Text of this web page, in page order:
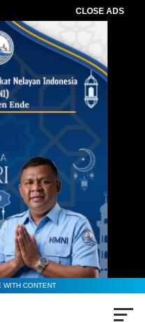
CLOSE ADS
WITH CONTENT
Yoris Kago,
Daerah di
Pusat dan